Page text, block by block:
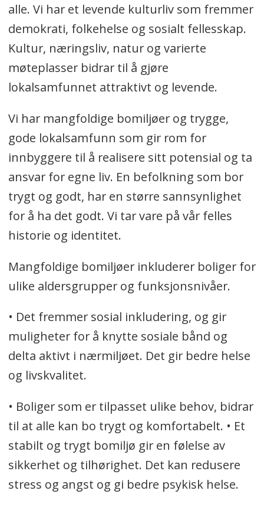
alle. Vi har et levende kulturliv som fremmer
demokrati, folkehelse og sosialt fellesskap.
Kultur, næringsliv, natur og varierte
møteplasser bidrar til å gjøre
lokalsamfunnet attraktivt og levende.
Vi har mangfoldige bomiljøer og trygge,
gode lokalsamfunn som gir rom for
innbyggere til å realisere sitt potensial og ta
ansvar for egne liv. En befolkning som bor
trygt og godt, har en større sannsynlighet
for å ha det godt. Vi tar vare på vår felles
historie og identitet.
Mangfoldige bomiljøer inkluderer boliger for
ulike aldersgrupper og funksjonsnivåer.
• Det fremmer sosial inkludering, og gir
muligheter for å knytte sosiale bånd og
delta aktivt i nærmiljøet. Det gir bedre helse
og livskvalitet.
• Boliger som er tilpasset ulike behov, bidrar
til at alle kan bo trygt og komfortabelt. • Et
stabilt og trygt bomiljø gir en følelse av
sikkerhet og tilhørighet. Det kan redusere
stress og angst og gi bedre psykisk helse.